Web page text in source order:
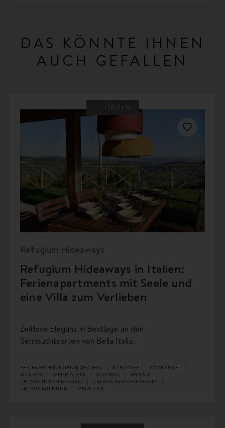
DAS KÖNNTE IHNEN
AUCH GEFALLEN
ITALIEN
Refugium Hideaways
Refugium Hideaways in Italien:
Ferienapartments mit Seele und
eine Villa zum Verlieben
Zeitlose Eleganz in Bestlage an den
Sehnsuchtsorten von Bella Italia.
FERIENWOHNUNGEN & CHALETS GARDASEE
LOMBARDEI
MARKEN
MEHR ALS 10 SÜDTIROL
URBAN
URLAUB IN DEN BERGEN
URLAUB IN MEERESNÄHE
URLAUB MIT HUND
VENETIEN